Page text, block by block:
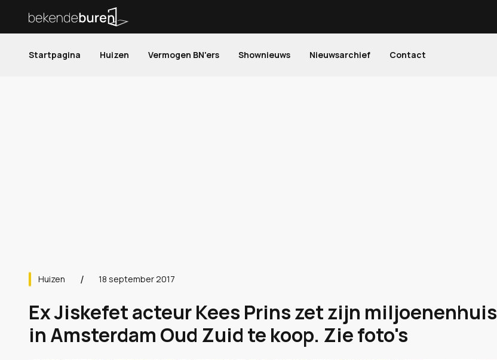
Startpagina Huizen Vermogen BN'ers Shownieuws Nieuwsarchief Contact
Huizen 18 september 2017
Ex Jiskefet acteur Kees Prins zet zijn miljoenenhuis
in Amsterdam Oud Zuid te koop. Zie foto's